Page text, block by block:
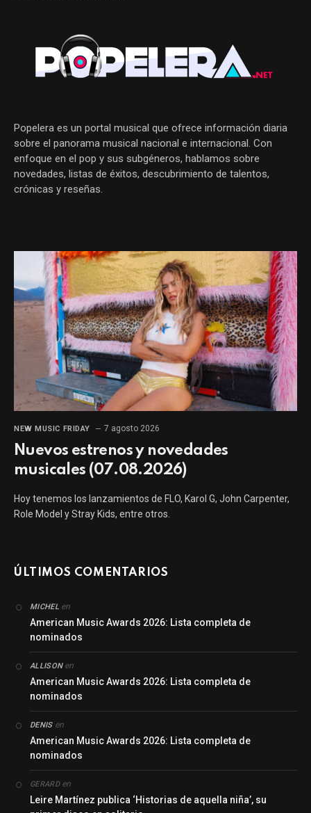
Popelera es un portal musical que ofrece información diaria
sobre el panorama musical nacional e internacional. Con
enfoque en el pop y sus subgéneros, hablamos sobre
novedades, listas de éxitos, descubrimiento de talentos,
crónicas y reseñas.
NEW MUSIC FRIDAY 7 agosto 2026
Nuevos estrenos y novedades
musicales (07.08.2026)
Hoy tenemos los lanzamientos de FLO, Karol G, John Carpenter,
Role Model y Stray Kids, entre otros.
ÚLTIMOS COMENTARIOS
MICHELen
American Music Awards 2026: Lista completa de
nominados
ALLISONen
American Music Awards 2026: Lista completa de
nominados
DENISen
American Music Awards 2026: Lista completa de
nominados
GERARDen
Leire Martínez publica ‘Historias de aquella niña’, su